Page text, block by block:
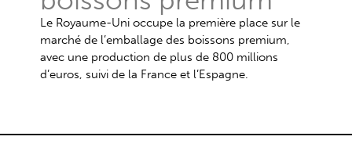
Le Royaume-Uni occupe la première place sur le
marché de l’emballage des boissons premium,
avec une production de plus de 800 millions
d’euros, suivi de la France et l’Espagne.